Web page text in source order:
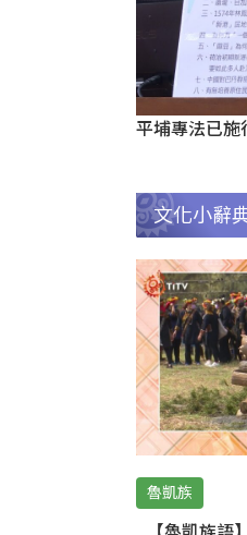
平埔專法已
文化小辭
魯凱族